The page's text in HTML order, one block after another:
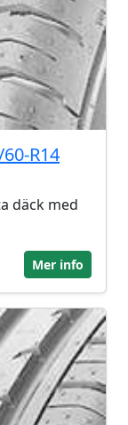
R14
däck med
Mer info